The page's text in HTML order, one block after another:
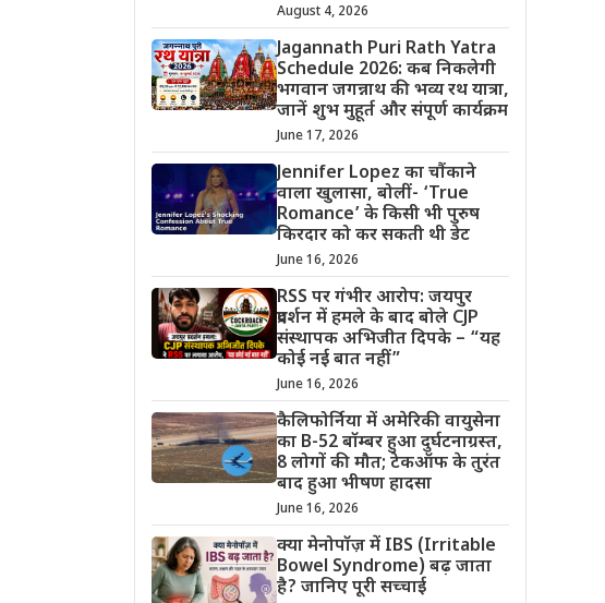
August 4, 2026
Jagannath Puri Rath Yatra
Schedule 2026: कब निकलेगी
भगवान जगन्नाथ की भव्य रथ यात्रा,
जानें शुभ मुहूर्त और संपूर्ण कार्यक्रम
June 17, 2026
Jennifer Lopez का चौंकाने
वाला खुलासा, बोलीं- ‘True
Romance’ के किसी भी पुरुष
किरदार को कर सकती थी डेट
June 16, 2026
RSS पर गंभीर आरोप: जयपुर
प्रदर्शन में हमले के बाद बोले CJP
संस्थापक अभिजीत दिपके – “यह
कोई नई बात नहीं”
June 16, 2026
कैलिफोर्निया में अमेरिकी वायुसेना
का B-52 बॉम्बर हुआ दुर्घटनाग्रस्त,
8 लोगों की मौत; टेकऑफ के तुरंत
बाद हुआ भीषण हादसा
June 16, 2026
क्या मेनोपॉज़ में IBS (Irritable
Bowel Syndrome) बढ़ जाता
है? जानिए पूरी सच्चाई